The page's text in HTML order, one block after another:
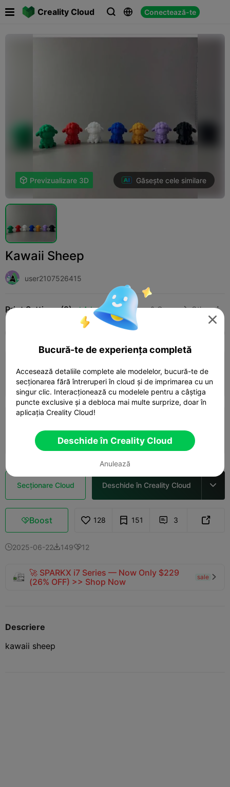
Creality Cloud   Conectează-te

 Previzualizare 3D Găsește cele similare
Kawaii Sheep
user2107526415
Print Settings (2) Adaugă Toys & Games  Other 
 22m 39s  1 plates  4.90g
 25m 21s  1 plates 
Secționare Cloud Deschide în Creality Cloud 
Boost 128 151  3 
2025-06-2214912
🚀 SPARKX i7 Series — Now Only $229
(26% OFF) >> Shop Now
sale 
Descriere
kawaii sheep

Bucură-te de experiența completă
Accesează detaliile complete ale modelelor, bucură-te de
secționarea fără întreruperi în cloud și de imprimarea cu un
singur clic. Interacționează cu modelele pentru a câștiga
puncte exclusive și a debloca mai multe surprize, doar în
aplicația Creality Cloud!
Deschide în Creality Cloud
Anulează